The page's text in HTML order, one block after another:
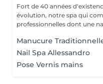
Fort de 40 années
évolution, notre spa qui
professionnelles dont une
Manucure
Nail Spa Allessandro
Pose Vernis mains